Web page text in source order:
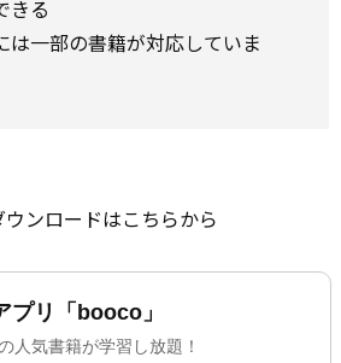
きる
一部の書籍が対応していま
ンロードはこちらから